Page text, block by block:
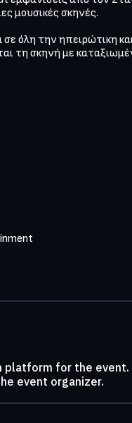
μουσικές σκηνές.
όλη την ηπειρώτικη
platform for the event.
event organizer.